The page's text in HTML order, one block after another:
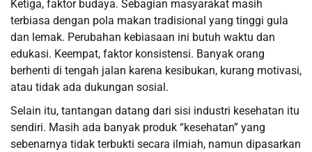
Ketiga, faktor budaya. Sebagian masyarakat masih
terbiasa dengan pola makan tradisional yang tinggi gula
dan lemak. Perubahan kebiasaan ini butuh waktu dan
edukasi. Keempat, faktor konsistensi. Banyak orang
berhenti di tengah jalan karena kesibukan, kurang motivasi,
atau tidak ada dukungan sosial.
Selain itu, tantangan datang dari sisi industri kesehatan itu
sendiri. Masih ada banyak produk “kesehatan” yang
sebenarnya tidak terbukti secara ilmiah, namun dipasarkan